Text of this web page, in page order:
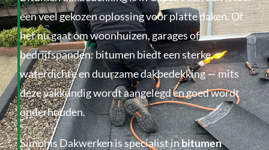
een veel gekozen oplossing voor platte daken. Of
het nu gaat om woonhuizen, garages of
bedrijfspanden: bitumen biedt een sterke,
waterdichte en duurzame dakbedekking — mits
deze vakkundig wordt aangelegd en goed wordt
onderhouden.
Simonis Dakwerken is specialist inbitumen